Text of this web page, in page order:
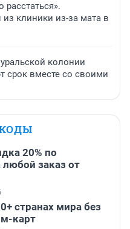
клиники из-за мата в
колонии
вместе со своими
20% по
заказ от
странах мира без
карт